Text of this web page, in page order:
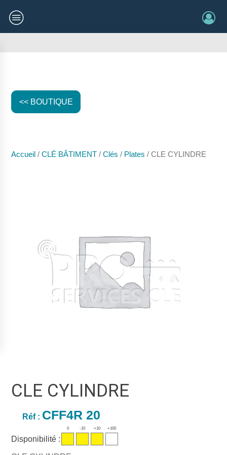
<< BOUTIQUE
Accueil /CLÉ BÂTIMENT /Clés / Plates / CLE CYLINDRE
CLE CYLINDRE
Réf : CFF4R 20
Disponibilité :
0 -10 +10 +100